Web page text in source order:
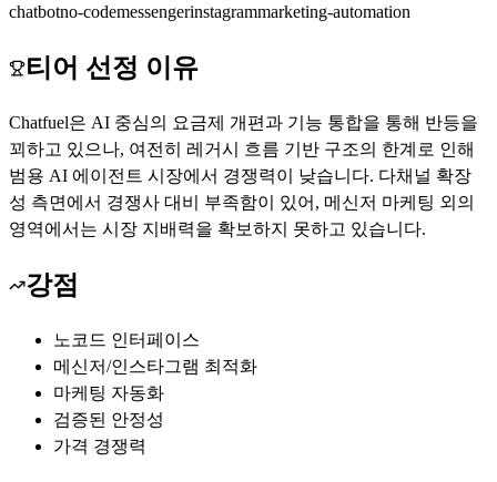
chatbotno-codemessengerinstagrammarketing-automation
티어 선정 이유
Chatfuel은 AI 중심의 요금제 개편과 기능 통합을 통해 반등을
꾀하고 있으나, 여전히 레거시 흐름 기반 구조의 한계로 인해
범용 AI 에이전트 시장에서 경쟁력이 낮습니다. 다채널 확장
성 측면에서 경쟁사 대비 부족함이 있어, 메신저 마케팅 외의
영역에서는 시장 지배력을 확보하지 못하고 있습니다.
강점
노코드 인터페이스
메신저/인스타그램 최적화
마케팅 자동화
검증된 안정성
가격 경쟁력